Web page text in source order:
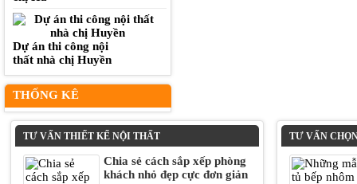
Dự án thi công nội
thất nhà chị Huyền
THỐNG KÊ
TƯ VẤN THIẾT KẾ NỘI THẤT
Chia sẻ cách sắp xếp phòng
khách nhỏ đẹp cực đơn giản
TƯ VẤN